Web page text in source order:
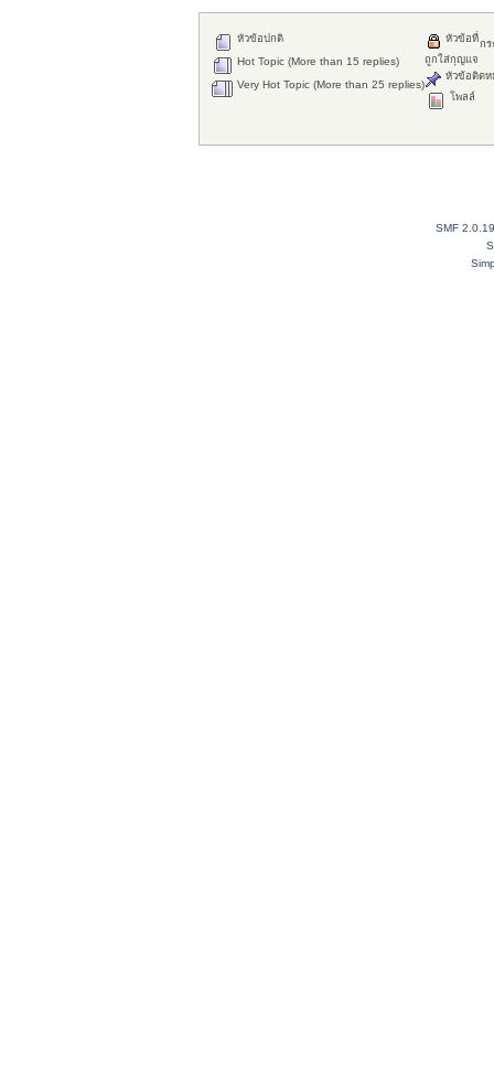
กร
หัวข้อปกติ
Hot Topic (More than 15 replies)
Very Hot Topic (More than 25 replies)
หัวข้อที่
ถูกใส่กุญแจ
หัวข้อติดห
โพลล์
SMF 2.0.19